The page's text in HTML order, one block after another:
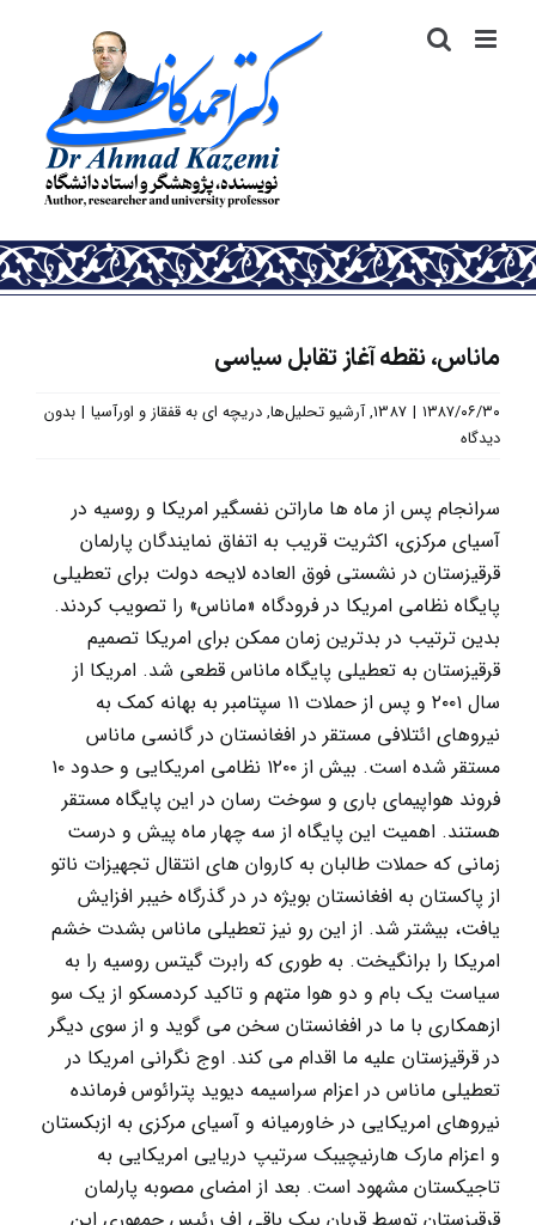
ماناس، نقطه آغاز تقابل سیاسی
۱۳۸۷/۰۶/۳۰ |
1387
,آرشیو تحلیل‌ها,دریچه ای به قفقاز و اورآسیا | بدون
دیدگاه
سرانجام پس از ماه ها ماراتن نفسگیر امریکا و روسیه در
آسیای مرکزی، اکثریت قریب به اتفاق نمایندگان پارلمان
قرقیزستان در نشستی فوق العاده لایحه دولت برای تعطیلی
پایگاه نظامی امریکا در فرودگاه «ماناس» را تصویب کردند.
بدین ترتیب در بدترین زمان ممکن برای امریکا تصمیم
قرقیزستان به تعطیلی پایگاه ماناس قطعی شد. امریکا از
سال ۲۰۰۱ و پس از حملات ۱۱ سپتامبر به بهانه کمک به
نیروهای ائتلافی مستقر در افغانستان در گانسی ماناس
مستقر شده است. بیش از ۱۲۰۰ نظامی امریکایی و حدود ۱۰
فروند هواپیمای باری و سوخت رسان در این پایگاه مستقر
هستند. اهمیت این پایگاه از سه چهار ماه پیش و درست
زمانی که حملات طالبان به کاروان های انتقال تجهیزات ناتو
از پاکستان به افغانستان بویژه در در گذرگاه خیبر افزایش
یافت، بیشتر شد. از این رو نیز تعطیلی ماناس بشدت خشم
امریکا را برانگیخت. به طوری که رابرت گیتس روسیه را به
سیاست یک بام و دو هوا متهم و تاکید کردمسکو از یک سو
ازهمکاری با ما در افغانستان سخن می گوید و از سوی دیگر
در قرقیزستان علیه ما اقدام می کند. اوج نگرانی امریکا در
تعطیلی ماناس در اعزام سراسیمه دیوید پترائوس فرمانده
نیروهای امریکایی در خاورمیانه و آسیای مرکزی به ازبکستان
و اعزام مارک هارنیچیبک سرتیپ دریایی امریکایی به
تاجیکستان مشهود است. بعد از امضای مصوبه پارلمان
قرقیزستان توسط قربان بیک باقی اف رئیس جمهوری این